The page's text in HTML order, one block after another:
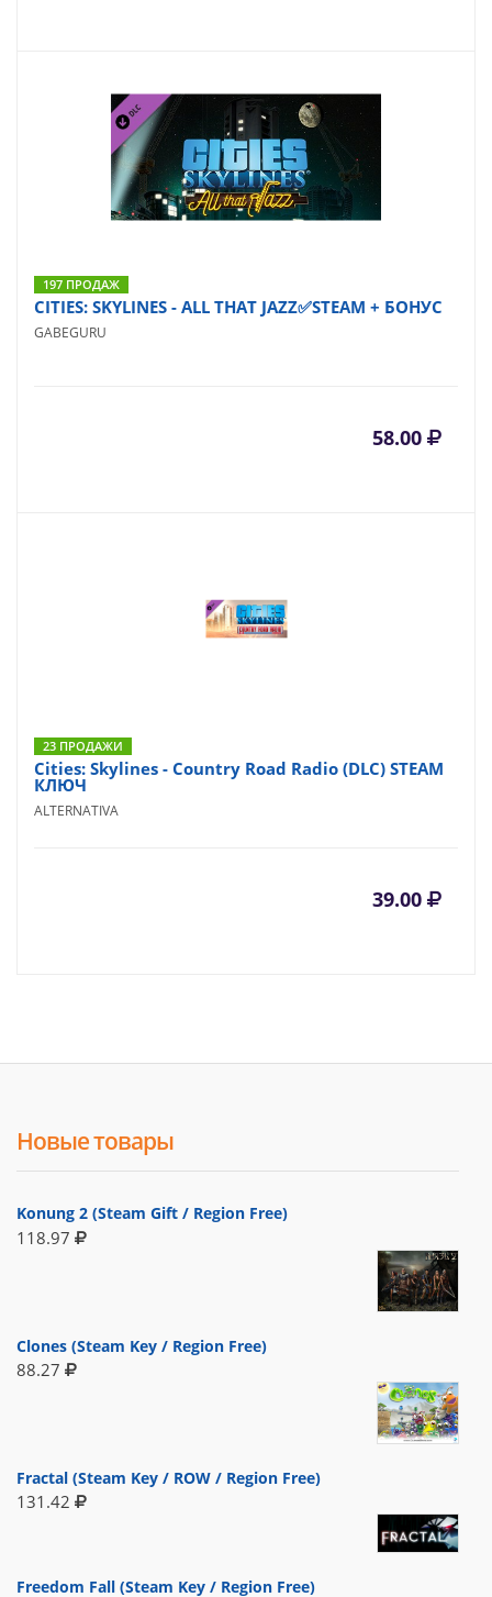
197 ПРОДАЖ
CITIES: SKYLINES - ALL THAT JAZZ✅STEAM + БОНУС
GABEGURU
58.00
23 ПРОДАЖИ
Cities: Skylines - Country Road Radio (DLC) STEAM
КЛЮЧ
ALTERNATIVA
39.00
Новые товары
Konung 2 (Steam Gift / Region Free)
118.97
Clones (Steam Key / Region Free)
88.27
Fractal (Steam Key / ROW / Region Free)
131.42
Freedom Fall (Steam Key / Region Free)